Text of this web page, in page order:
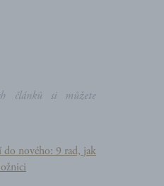
článků si můžete
do nového: 9 rad, jak